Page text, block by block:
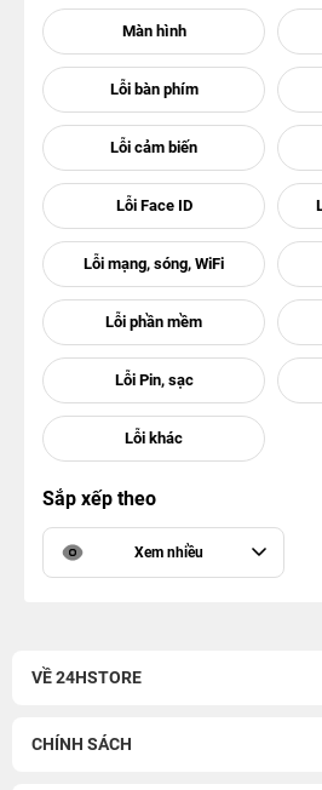
Sắp xếp theo
Xem nhiều
VỀ 24HSTORE
CHÍNH SÁCH